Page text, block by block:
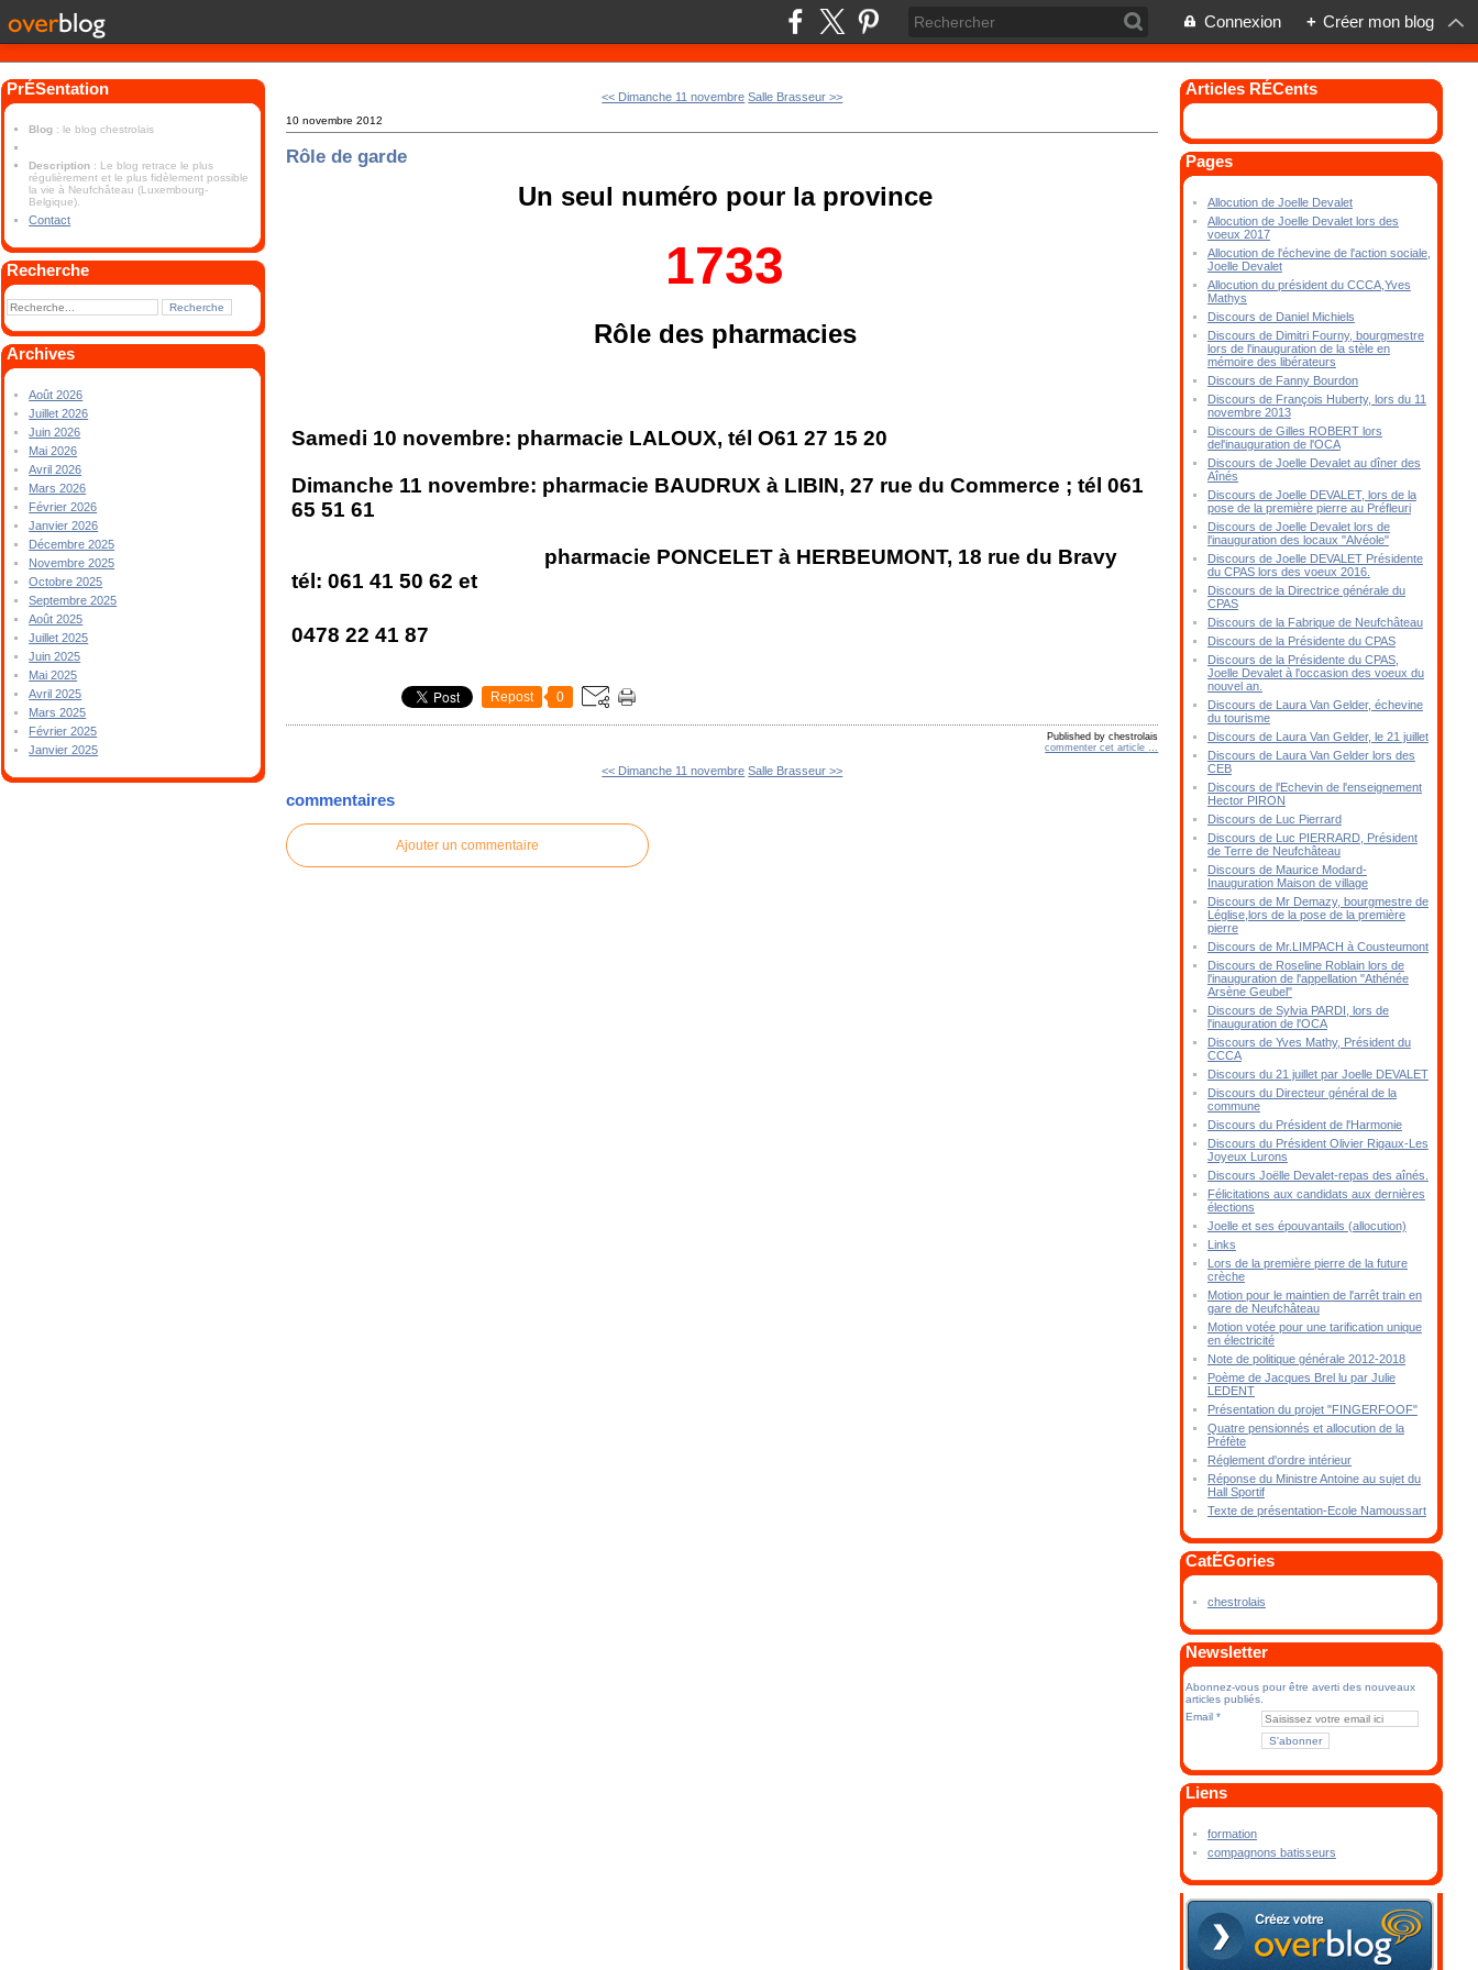
Connexion + Créer mon blog
PrÉSentation
Blog : le blog chestrolais
Description : Le blog retrace le plus
régulièrement et le plus fidèlement possible
la vie à Neufchâteau (Luxembourg-
Belgique).
Contact
Recherche
Archives
Août 2026
Juillet 2026
Juin 2026
Mai 2026
Avril 2026
Mars 2026
Février 2026
Janvier 2026
Décembre 2025
Novembre 2025
Octobre 2025
Septembre 2025
Août 2025
Juillet 2025
Juin 2025
Mai 2025
Avril 2025
Mars 2025
Février 2025
Janvier 2025
<< Dimanche 11 novembre Salle Brasseur >>
10 novembre 2012
Rôle de garde
Un seul numéro pour la province
1733
Rôle des pharmacies
Samedi 10 novembre: pharmacie LALOUX, tél O61 27 15 20
Dimanche 11 novembre: pharmacie BAUDRUX à LIBIN, 27 rue du Commerce ; tél 061
65 51 61
pharmacie PONCELET à HERBEUMONT, 18 rue du Bravy
tél: 061 41 50 62 et
0478 22 41 87
Repost 0
Published by chestrolais
commenter cet article
<< Dimanche 11 novembre Salle Brasseur >>
commentaires
Ajouter un commentaire
Articles RÉCents
Pages
Allocution de Joelle Devalet
Allocution de Joelle Devalet lors des
voeux 2017
Allocution de l'échevine de l'action sociale,
Joelle Devalet
Allocution du président du CCCA,Yves
Mathys
Discours de Daniel Michiels
Discours de Dimitri Fourny, bourgmestre
lors de l'inauguration de la stèle en
mémoire des libérateurs
Discours de Fanny Bourdon
Discours de François Huberty, lors du 11
novembre 2013
Discours de Gilles ROBERT lors
del'inauguration de l'OCA
Discours de Joelle Devalet au dîner des
Aînés
Discours de Joelle DEVALET, lors de la
pose de la première pierre au Préfleuri
Discours de Joelle Devalet lors de
l'inauguration des locaux "Alvéole"
Discours de Joelle DEVALET Présidente
du CPAS lors des voeux 2016.
Discours de la Directrice générale du
CPAS
Discours de la Fabrique de Neufchâteau
Discours de la Présidente du CPAS
Discours de la Présidente du CPAS,
Joelle Devalet à l'occasion des voeux du
nouvel an.
Discours de Laura Van Gelder, échevine
du tourisme
Discours de Laura Van Gelder, le 21 juillet
Discours de Laura Van Gelder lors des
CEB
Discours de l'Echevin de l'enseignement
Hector PIRON
Discours de Luc Pierrard
Discours de Luc PIERRARD, Président
de Terre de Neufchâteau
Discours de Maurice Modard-
Inauguration Maison de village
Discours de Mr Demazy, bourgmestre de
Léglise,lors de la pose de la première
pierre
Discours de Mr.LIMPACH à Cousteumont
Discours de Roseline Roblain lors de
l'inauguration de l'appellation "Athénée
Arsène Geubel"
Discours de Sylvia PARDI, lors de
l'inauguration de l'OCA
Discours de Yves Mathy, Président du
CCCA
Discours du 21 juillet par Joelle DEVALET
Discours du Directeur général de la
commune
Discours du Président de l'Harmonie
Discours du Président Olivier Rigaux-Les
Joyeux Lurons
Discours Joëlle Devalet-repas des aînés.
Félicitations aux candidats aux dernières
élections
Joelle et ses épouvantails (allocution)
Links
Lors de la première pierre de la future
crèche
Motion pour le maintien de l'arrêt train en
gare de Neufchâteau
Motion votée pour une tarification unique
en électricité
Note de politique générale 2012-2018
Poème de Jacques Brel lu par Julie
LEDENT
Présentation du projet "FINGERFOOF"
Quatre pensionnés et allocution de la
Préfète
Réglement d'ordre intérieur
Réponse du Ministre Antoine au sujet du
Hall Sportif
Texte de présentation-Ecole Namoussart
CatÉGories
chestrolais
Newsletter
Abonnez-vous pour être averti des nouveaux
articles publiés.
Email
Liens
formation
compagnons batisseurs